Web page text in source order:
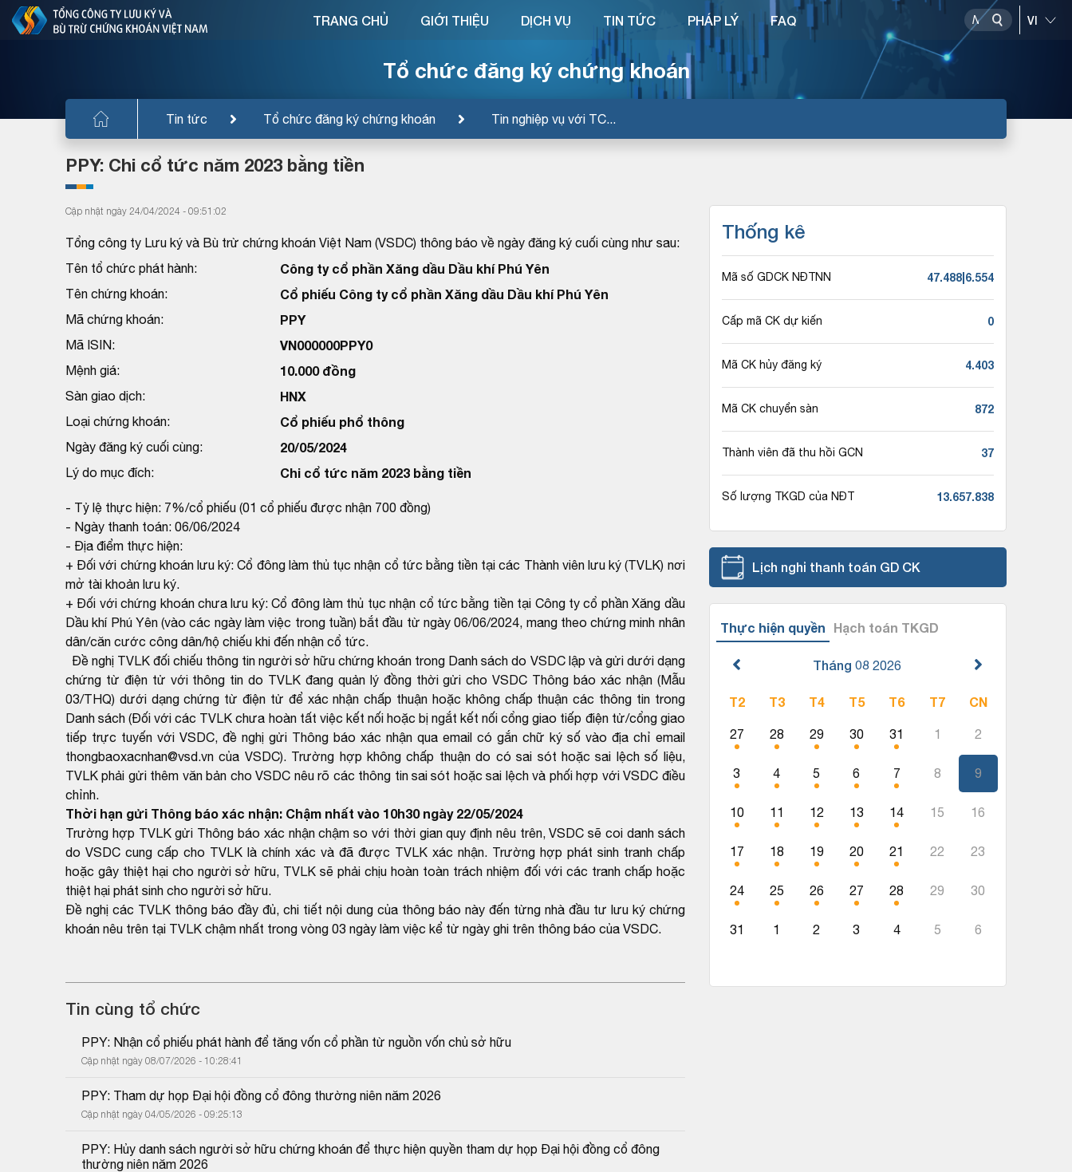
Tổ chức đăng ký chứng khoán
Tin tức Tổ chức đăng ký chứng khoán Tin nghiệp vụ với TC...
TRANG CHỦ GIỚI THIỆU DỊCH VỤ TIN TỨC PHÁP LÝ FAQ
PPY: Chi cổ tức năm 2023 bằng tiền
Cập nhật ngày 24/04/2024 - 09:51:02
Tổng công ty Lưu ký và Bù trừ chứng khoán Việt Nam (VSDC) thông báo về ngày đăng ký cuối cùng như sau:
Tên tổ chức phát hành:
Công ty cổ phần Xăng dầu Dầu khí Phú Yên
Tên chứng khoán: Cổ phiếu Công ty cổ phần Xăng dầu Dầu khí Phú Yên
Mã chứng khoán: PPY
Mã ISIN: VN000000PPY0
Mệnh giá: 10.000 đồng
Sàn giao dịch: HNX
Loại chứng khoán: Cổ phiếu phổ thông
Ngày đăng ký cuối cùng: 20/05/2024
Lý do mục đích: Chi cổ tức năm 2023 bằng tiền
- Tỷ lệ thực hiện: 7%/cổ phiếu (01 cổ phiếu được nhận 700 đồng)
- Ngày thanh toán: 06/06/2024
- Địa điểm thực hiện:
+ Đối với chứng khoán lưu ký: Cổ đông làm thủ tục nhận cổ tức bằng tiền tại các Thành viên lưu ký (TVLK) nơi
mở tài khoản lưu ký.
+ Đối với chứng khoán chưa lưu ký: Cổ đông làm thủ tục nhận cổ tức bằng tiền tại Công ty cổ phần Xăng dầu
Dầu khí Phú Yên (vào các ngày làm việc trong tuần) bắt đầu từ ngày 06/06/2024, mang theo chứng minh nhân
dân/căn cước công dân/hộ chiếu khi đến nhận cổ tức.
Đề nghị TVLK đối chiếu thông tin người sở hữu chứng khoán trong Danh sách do VSDC lập và gửi dưới dạng
chứng từ điện tử với thông tin do TVLK đang quản lý đồng thời gửi cho VSDC Thông báo xác nhận (Mẫu
03/THQ) dưới dạng chứng từ điện tử để xác nhận chấp thuận hoặc không chấp thuận các thông tin trong
Danh sách (Đối với các TVLK chưa hoàn tất việc kết nối hoặc bị ngắt kết nối cổng giao tiếp điện tử/cổng giao
tiếp trực tuyến với VSDC, đề nghị gửi Thông báo xác nhận qua email có gắn chữ ký số vào địa chỉ email
thongbaoxacnhan@vsd.vn của VSDC). Trường hợp không chấp thuận do có sai sót hoặc sai lệch số liệu,
TVLK phải gửi thêm văn bản cho VSDC nêu rõ các thông tin sai sót hoặc sai lệch và phối hợp với VSDC điều
chỉnh.
Thời hạn gửi Thông báo xác nhận: Chậm nhất vào 10h30 ngày 22/05/2024
Trường hợp TVLK gửi Thông báo xác nhận chậm so với thời gian quy định nêu trên, VSDC sẽ coi danh sách
do VSDC cung cấp cho TVLK là chính xác và đã được TVLK xác nhận. Trường hợp phát sinh tranh chấp
hoặc gây thiệt hại cho người sở hữu, TVLK sẽ phải chịu hoàn toàn trách nhiệm đối với các tranh chấp hoặc
thiệt hại phát sinh cho người sở hữu.
Đề nghị các TVLK thông báo đầy đủ, chi tiết nội dung của thông báo này đến từng nhà đầu tư lưu ký chứng
khoán nêu trên tại TVLK chậm nhất trong vòng 03 ngày làm việc kể từ ngày ghi trên thông báo của VSDC.
Tin cùng tổ chức
PPY: Nhận cổ phiếu phát hành để tăng vốn cổ phần từ nguồn vốn chủ sở hữu
Cập nhật ngày 08/07/2026 - 10:28:41
PPY: Tham dự họp Đại hội đồng cổ đông thường niên năm 2026
Cập nhật ngày 04/05/2026 - 09:25:13
PPY: Hủy danh sách người sở hữu chứng khoán để thực hiện quyền tham dự họp Đại hội đồng cổ đông
thường niên năm 2026
Thống kê
Mã số GDCK NĐTNN 47.488|6.554
Cấp mã CK dự kiến 0
Mã CK hủy đăng ký 4.403
Mã CK chuyển sàn 872
Thành viên đã thu hồi GCN 37
Số lượng TKGD của NĐT 13.657.838
Lịch nghỉ thanh toán GD CK
Thực hiện quyền Hạch toán TKGD
Tháng 08 2026
T2 T3 T4 T5 T6 T7 CN
27 28 29 30 31 1 2
3 4 5 6 7 8 9
10 11 12 13 14 15 16
17 18 19 20 21 22 23
24 25 26 27 28 29 30
31 1 2 3 4 5 6